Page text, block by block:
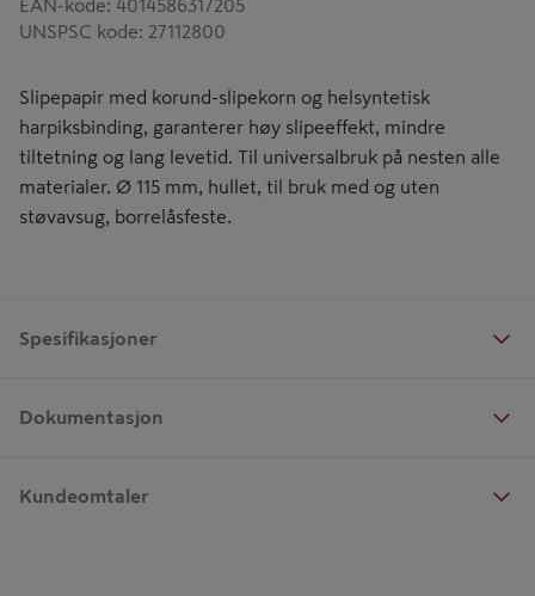
EAN-kode: 4014586317205
UNSPSC kode: 27112800
Slipepapir med korund-slipekorn og helsyntetisk
harpiksbinding, garanterer høy slipeeffekt, mindre
tiltetning og lang levetid. Til universalbruk på nesten alle
materialer. Ø 115 mm, hullet, til bruk med og uten
støvavsug, borrelåsfeste.
Spesifikasjoner
Dokumentasjon
Kundeomtaler